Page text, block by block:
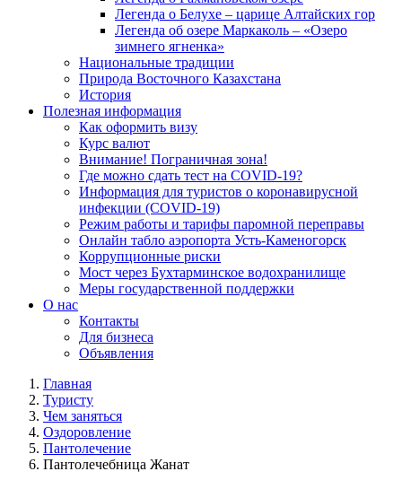
Легенда о Белухе – царице Алтайских гор
Легенда об озере Маркаколь – «Озеро
зимнего ягненка»
Национальные традиции
Природа Восточного Казахстана
История
Полезная информация
Как оформить визу
Курс валют
Внимание! Пограничная зона!
Где можно сдать тест на COVID-19?
Информация для туристов о коронавирусной
инфекции (COVID-19)
Режим работы и тарифы паромной переправы
Онлайн табло аэропорта Усть-Каменогорск
Коррупционные риски
Мост через Бухтарминское водохранилище
Меры государственной поддержки
О нас
Контакты
Для бизнеса
Объявления
Главная
Туристу
Чем заняться
Оздоровление
Пантолечение
Пантолечебница Жанат